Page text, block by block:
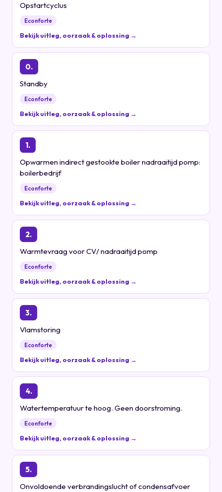
Opstartcyclus
Econforte
Bekijk uitleg, oorzaak & oplossing →
0.
Standby
Econforte
Bekijk uitleg, oorzaak & oplossing →
1.
Opwarmen indirect gestookte boiler nadraaitijd pomp:
boilerbedrijf
Econforte
Bekijk uitleg, oorzaak & oplossing →
2.
Warmtevraag voor CV/ nadraaitijd pomp
Econforte
Bekijk uitleg, oorzaak & oplossing →
3.
Vlamstoring
Econforte
Bekijk uitleg, oorzaak & oplossing →
4.
Watertemperatuur te hoog. Geen doorstroming.
Econforte
Bekijk uitleg, oorzaak & oplossing →
5.
Onvoldoende verbrandingslucht of condensafvoer